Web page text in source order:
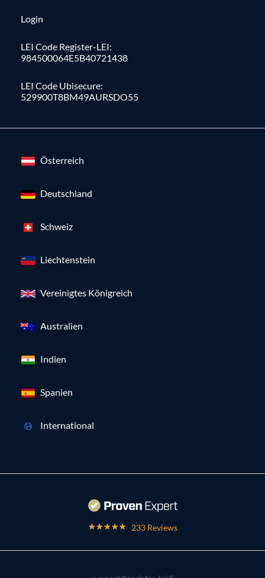
Login
LEI Code Register-LEI:
984500064E5B40721438
LEI Code Ubisecure:
529900T8BM49AURSDO55
Österreich
Deutschland
Schweiz
Liechtenstein
Vereinigtes Königreich
Australien
Indien
Spanien
International
233 Reviews